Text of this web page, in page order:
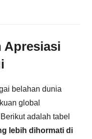
Apresiasi
belahan dunia
global
adalah tabel
lebih dihormati di